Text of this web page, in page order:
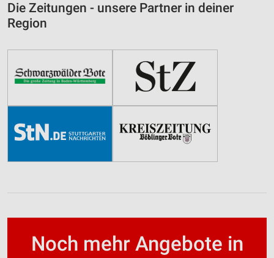
Die Zeitungen - unsere Partner in deiner
Region
Noch mehr Angebote in